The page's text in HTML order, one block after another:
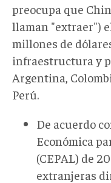
preocupa que
llaman "extraer")
millones de
infraestructura y
Argentina,
Perú.
De acuerdo
Económica
(CEPAL) de
extranjeras